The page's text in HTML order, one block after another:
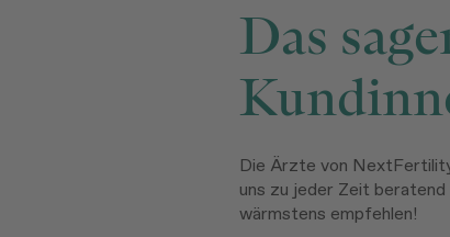
Das
Die Ärzte von
uns zu jeder Zeit
wärmstens empfehlen!